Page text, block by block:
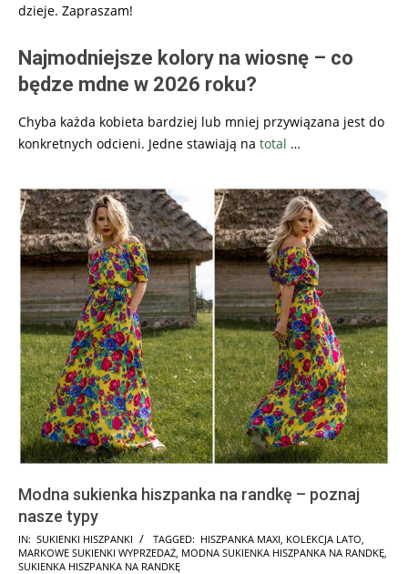
dzieje. Zapraszam!
Najmodniejsze kolory na wiosnę – co
będze mdne w 2026 roku?
Chyba każda kobieta bardziej lub mniej przywiązana jest do
konkretnych odcieni. Jedne stawiają na total …
Modna sukienka hiszpanka na randkę – poznaj
nasze typy
2025-
08-
IN: SUKIENKI HISZPANKI TAGGED: HISZPANKA MAXI KOLEKCJA LATO
MARKOWE SUKIENKI WYPRZEDAŻ MODNA SUKIENKA HISZPANKA NA RANDKĘ
SUKIENKA HISZPANKA NA RANDKĘ